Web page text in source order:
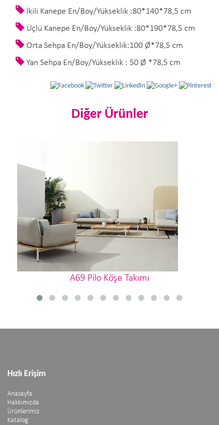
İkili Kanepe En/Boy/Yükseklik :80*140*78,5 cm
Üçlü Kanepe En/Boy/Yükseklik :80*190*78,5 cm
Orta Sehpa En/Boy/Yükseklik:100 Ø*78,5 cm
Yan Sehpa En/Boy/Yükseklik : 50 Ø *78,5 cm
Diğer Ürünler
A69 Pilo Köşe Takımı
Hızlı Erişim
Anasayfa
Hakkımızda
Ürünlerimiz
Katalog